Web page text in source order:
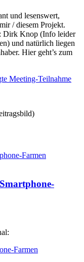
und lesenswert,
/ diesem Projekt.
Dirk Knop (Info leider
und natürlich liegen
Hier geht’s zum
Meeting-Teilnahme
Farmen